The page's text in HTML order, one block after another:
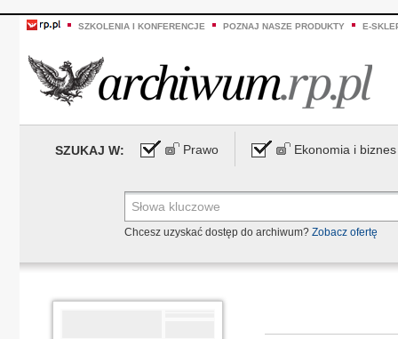
SZKOLENIA I KONFERENCJE POZNAJ NASZE PRODUKTY E-
SZUKAJ W: Prawo Ekonomia i biznes
Chcesz uzyskać dostęp do archiwum? Zobacz ofertę